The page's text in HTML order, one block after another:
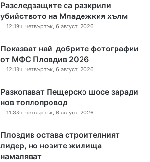
Разследващите са разкрили
убийството на Младежкия хълм
12:19ч, четвъртък, 6 август, 2026
Показват най-добрите фотографии
от МФС Пловдив 2026
12:13ч, четвъртък, 6 август, 2026
Разкопават Пещерско шосе заради
нов топлопровод
11:38ч, четвъртък, 6 август, 2026
Пловдив остава строителният
лидер, но новите жилища
намаляват